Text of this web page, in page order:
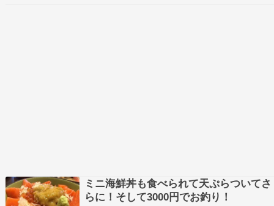
ミニ海鮮丼も食べられて天ぷらついてさ
らに！そして3000円でお釣り！